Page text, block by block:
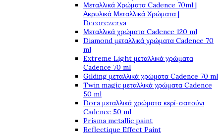
Μεταλλικά Χρώματα Cadence 70ml |
Ακρυλικά Μεταλλικά Χρώματα |
Decorezerva
Μεταλλικά χρώματα Cadence 120 ml
Diamond μεταλλικά χρώματα Cadence 70
ml
Extreme Light μεταλλικά χρώματα
Cadence 70 ml
Gilding μεταλλικά χρώματα Cadence 70 ml
Twin magic μεταλλικά χρώματα Cadence
50 ml
Dora μεταλλικά χρώματα κερί-σαπούνι
Cadence 50 ml
Prisma metallic paint
Reflectique Effect Paint